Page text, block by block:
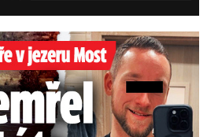
táta Dominik (†28)